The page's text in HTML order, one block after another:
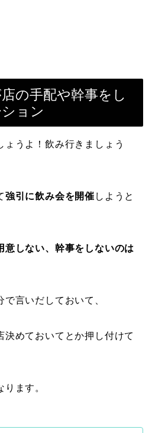
の手配や幹事をし
ョン
うよ！飲み行きましょう
強引に飲み会を開催 しようと
意しない、幹事をしないのは
言いだしておいて、
決めておいてとか押し付けて
ります。